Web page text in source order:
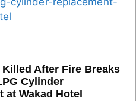
Killed After Fire Breaks
Cylinder
at Wakad Hotel